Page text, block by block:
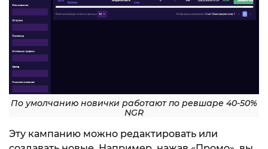
По умолчанию новички работают по ревшаре 40-50%
NGR
Эту кампанию можно редактировать или